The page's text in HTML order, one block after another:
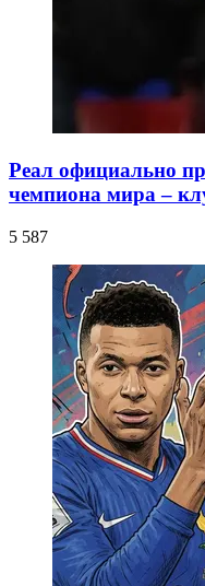
Реал официально
чемпиона мира –
5 587